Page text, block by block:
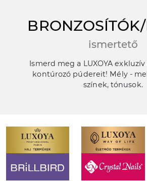
ismertető
Ismerd meg a LUXOYA
kontúrozó púdereit! Mély -
színek, tónusok.